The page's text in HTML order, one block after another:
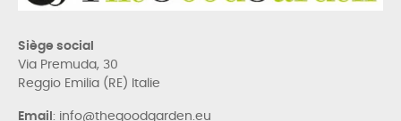
Siège social
Via Premuda, 30
Reggio Emilia (RE) Italie
Email : info@thegoodgarden.eu